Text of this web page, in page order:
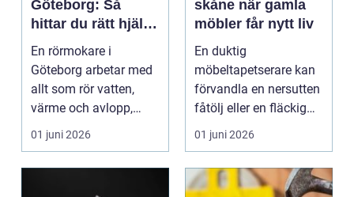
Göteborg: Så
hittar du rätt hjälp
för vatten, värme
och avlopp
En rörmokare i
Göteborg arbetar med
allt som rör vatten,
värme och avlopp,
b&ari...
01 juni 2026
skåne när gamla
möbler får nytt liv
En duktig
möbeltapetserare kan
förvandla en nersutten
fåtölj eller en fläckig
soffa till en favoritm...
01 juni 2026